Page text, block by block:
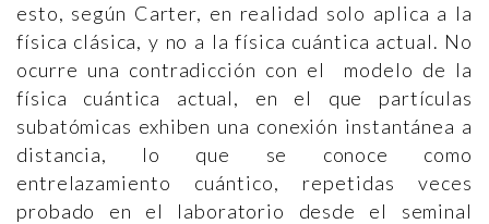
esto, según Carter, en realidad solo aplica a la
física clásica, y no a la física cuántica actual. No
ocurre una contradicción con el modelo de la
física cuántica actual, en el que partículas
subatómicas exhiben una conexión instantánea a
distancia, lo que se conoce como
entrelazamiento cuántico, repetidas veces
probado en el laboratorio desde el seminal